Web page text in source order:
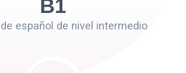
B1
español de nivel intermedio